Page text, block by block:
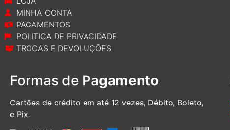
MINHA CONTA
PAGAMENTOS
POLITICA DE PRIVACIDADE
TROCAS E DEVOLUÇÕES
Formas de Pagamento
Cartões de crédito em até 12 vezes, Débito, Boleto,
e Pix.